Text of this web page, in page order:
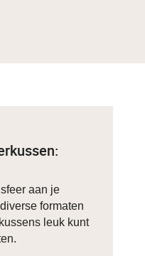
aan je
formaten
leuk kunt